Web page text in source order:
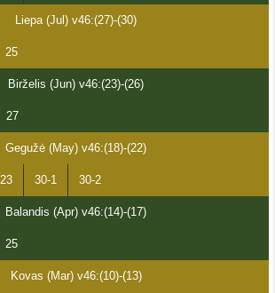
Liepa (Jul) v46:(27)-(30)
25
Birželis (Jun) v46:(23)-(26)
27
Gegužė (May) v46:(18)-(22)
23 30-1 30-2
Balandis (Apr) v46:(14)-(17)
25
Kovas (Mar) v46:(10)-(13)